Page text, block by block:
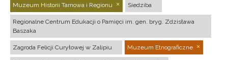
Muzeum Historii Tarnowa i Regionu Siedziba
Regionalne Centrum Edukacji o Pamięci im. gen. bryg. Zdzisława
Baszaka
Zagroda Felicji Curyłowej w Zalipiu Muzeum Etnograficzne